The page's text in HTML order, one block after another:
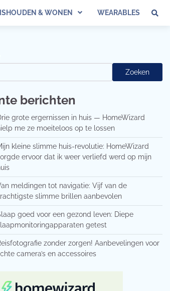
& WONEN WEARABLES
Zoeken
berichten
grote ergernissen in huis — HomeWizard
me ze moeiteloos op te lossen
kleine slimme huis-revolutie: HomeWizard
ervoor dat ik weer verliefd werd op mijn
meldingen tot navigatie: Vijf van de
slimme brillen aanbevolen
goed voor een gezond leven: Diepe
getest
zonder zorgen! Aanbevelingen voor
camera’s en accessoires